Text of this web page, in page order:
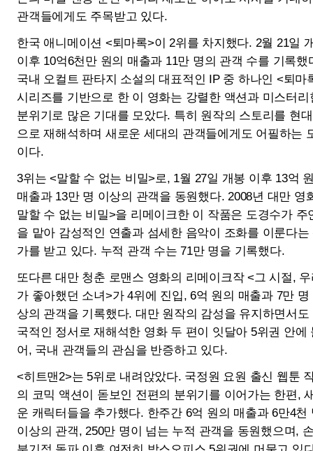
이다.
매출과 13만 명 이상의 관객을 동원했다. 2008년 대만 영화 <
말할 수 없는 비밀>을 리메이크한 이 작품은 도경수가 주연
을 맡아 감성적인 연출과 섬세한 음악이 조화를 이룬다는 평
또다른 대만 청춘 로맨스 영화의 리메이크작 <그 시절, 우리
가 좋아했던 소녀>가 4위에 진입, 6억 원의 매출과 7만 명 이
상의 관객을 기록했다. 대만 원작의 감성을 유지하면서도 한
국적인 정서로 재해석한 영화 두 편이 잇달아 5위권 안에 들
어, 국내 관객들의 관심을 반증하고 있다.
<히트맨2>는 5위로 내려앉았다. 국정원 요원 출신 웹툰 작가
의 코믹 액션이 돋보인 전편의 분위기를 이어가는 한편, 새로
운 캐릭터들을 추가했다. 한주간 6억 원의 매출과 6만4천 명
이상의 관객, 250만 명이 넘는 누적 관객을 동원했으며, 손익
분기점 돌파 이후 여전히 박스오피스 5위권에 머물고 있다.
2월 3주차 흥행 TOP10은 아래와 같다.
2월 3주차 흥행 TOP10